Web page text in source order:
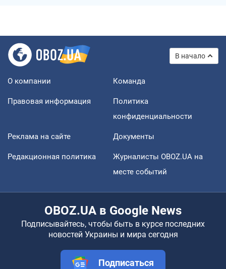
В начало
О компании Команда
Правовая информация
Политика
конфиденциальности
Реклама на сайте Документы
Редакционная политика
Журналисты OBOZ.UA на
месте событий
OBOZ.UA в Google News
Подписывайтесь, чтобы быть в курсе последних
новостей Украины и мира сегодня
Подписаться